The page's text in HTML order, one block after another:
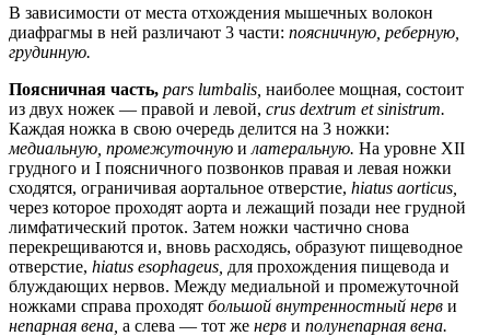
В зависимости от места отхождения мышечных волокон
диафрагмы в ней различают 3 части: поясничную, реберную,
грудинную.
Поясничная часть, pars lumbalis, наиболее мощная, состоит
из двух ножек — правой и левой, crus dextrum et sinistrum.
Каждая ножка в свою очередь делится на 3 ножки:
медиальную, промежуточную и латеральную. На уровне XII
грудного и I поясничного позвонков правая и левая ножки
сходятся, ограничивая аортальное отверстие, hiatus aorticus,
через которое проходят аорта и лежащий позади нее грудной
лимфатический проток. Затем ножки частично снова
перекрещиваются и, вновь расходясь, образуют пищеводное
отверстие, hiatus esophageus, для прохождения пищевода и
блуждающих нервов. Между медиальной и промежуточной
ножками справа проходят большой внутренностный нерв и
непарная вена, а слева — тот же нерв и полунепарная вена.